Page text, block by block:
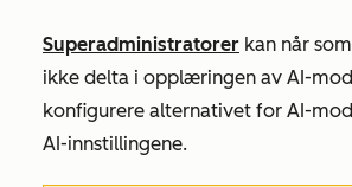
Superadministratorer kan når
ikke delta i opplæringen av AI-
konfigurere alternativet for AI-
AI-innstillingene.